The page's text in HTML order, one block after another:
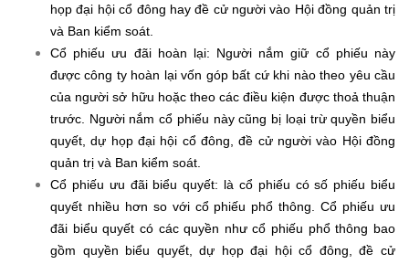
họp đại hội cổ đông hay đề cử người vào Hội đồng quản trị
và Ban kiểm soát.
Cổ phiếu ưu đãi hoàn lại: Người nắm giữ cổ phiếu này
được công ty hoàn lại vốn góp bất cứ khi nào theo yêu cầu
của người sở hữu hoặc theo các điều kiện được thoả thuận
trước. Người nắm cổ phiếu này cũng bị loại trừ quyền biểu
quyết, dự họp đại hội cổ đông, đề cử người vào Hội đồng
quản trị và Ban kiểm soát.
Cổ phiếu ưu đãi biểu quyết: là cổ phiếu có số phiếu biểu
quyết nhiều hơn so với cổ phiếu phổ thông. Cổ phiếu ưu
đãi biểu quyết có các quyền như cổ phiếu phổ thông bao
gồm quyền biểu quyết, dự họp đại hội cổ đông, đề cử